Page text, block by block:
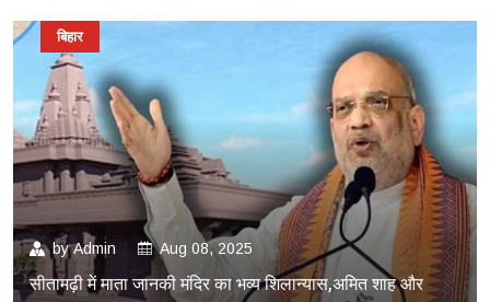
byAdmin Aug 08, 2025
सीतामढ़ी में माता जानकी मंदिर का भव्य शिलान्यास,अमित शाह और
बिहार